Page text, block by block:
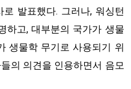
발표했다. 그러나, 워싱턴
하고, 대부분의 국가가 생물
생물학 무기로 사용되기 위
의 의견을 인용하면서 음모